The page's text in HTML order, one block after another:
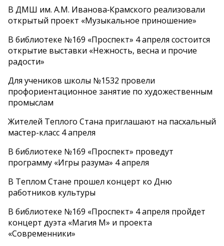
В ДМШ им. А.М. Иванова‑Крамского реализовали
открытый проект «Музыкальное приношение»
В библиотеке №169 «Проспект» 4 апреля состоится
открытие выставки «Нежность, весна и прочие
радости»
Для учеников школы №1532 провели
профориентационное занятие по художественным
промыслам
Жителей Теплого Стана приглашают на пасхальный
мастер-класс 4 апреля
В библиотеке №169 «Проспект» проведут
программу «Игры разума» 4 апреля
В Теплом Стане прошел концерт ко Дню
работников культуры
В библиотеке №169 «Проспект» 4 апреля пройдет
концерт дуэта «Магия М» и проекта
«Современники»